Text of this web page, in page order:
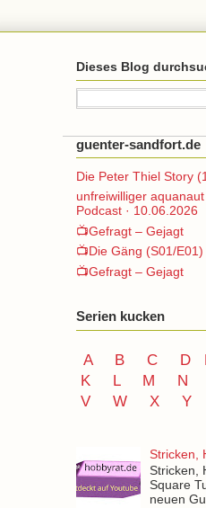
Dieses Blog
guenter-sandfort.de
Die Peter Thiel Story
unfreiwilliger
Podcast · 10.06.2026
📺Gefragt – Gejagt
📺Die Gäng (S01/
📺Gefragt – Gejagt
Serien kucken
A B C D
K
L M N
V
W X Y
Stricken,
Stricken,
Square
neuen